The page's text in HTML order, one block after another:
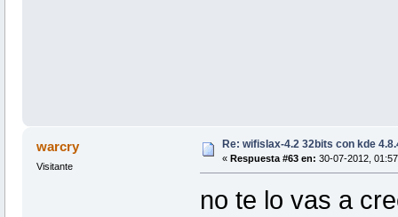
warcry
Visitante
Re: wifislax-4.2 32bits con kde
« Respuesta #63 en: 30-07-2012,
no te lo vas a